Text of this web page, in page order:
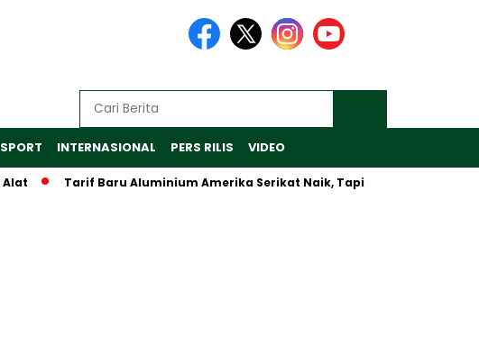
SPORT INTERNASIONAL PERS RILIS VIDEO
Tarif Baru Aluminium Amerika Serikat Naik, Tapi Inalum Fokus